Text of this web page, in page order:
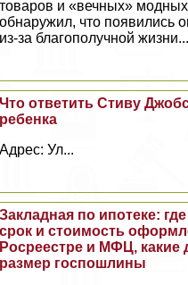
товаров и «вечных»
обнаружил, что появились
из-за благополучной жизни...
Что ответить Стиву
ребенка
Адрес: Ул...
Закладная по ипотеке:
срок и стоимость
Росреестре и МФЦ, какие
размер госпошлины